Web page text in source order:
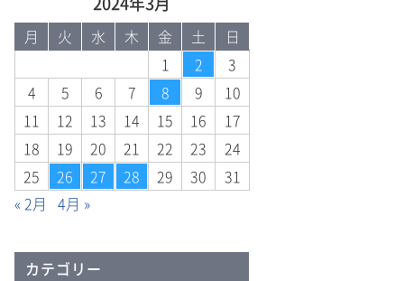
月 火 水 木 金 土
日
1
2
3
4
5 6 7 8 9
10
11
12 13 14 15 16
17
18
19 20 21 22 23
24
25
26 27 28 29 30
31
« 2月
4月 »
カテゴリー